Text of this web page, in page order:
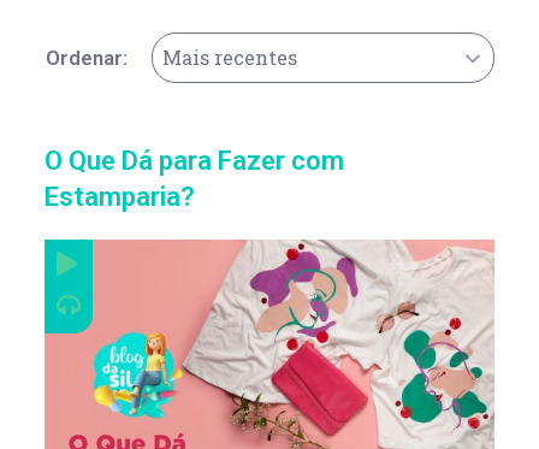
Ordenar: Mais recentes
O Que Dá para Fazer com
Estamparia?